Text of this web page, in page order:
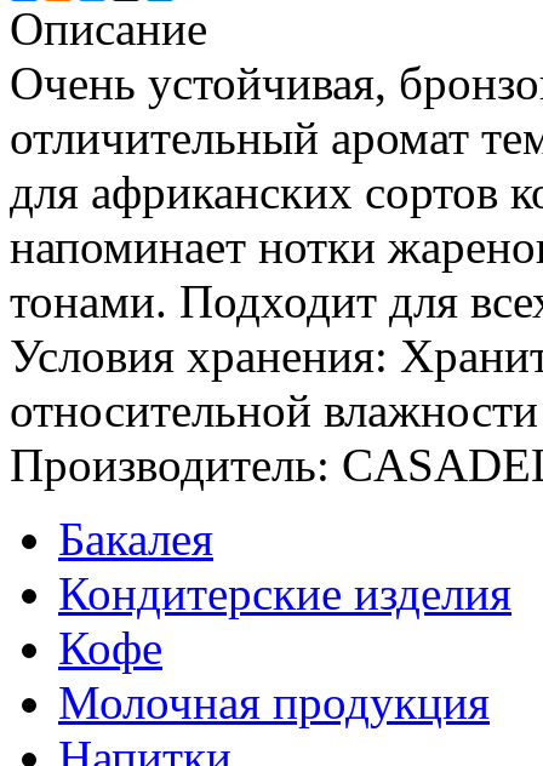
Описание
Очень устойчивая,
отличительный аромат
для африканских сортов
напоминает нотки
тонами. Подходит для
Условия хранения:
относительной
Производитель:
Бакалея
Кондитерские изделия
Кофе
Молочная продукция